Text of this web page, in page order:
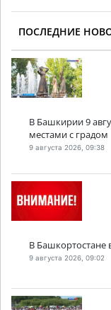
ПОСЛЕДНИЕ
В Башкирии 9
местами с градом
9 августа 2026, 09:38
В Башкортостане
9 августа 2026, 09:02